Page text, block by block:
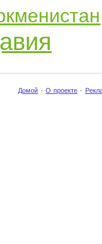
Домой · О проекте ·